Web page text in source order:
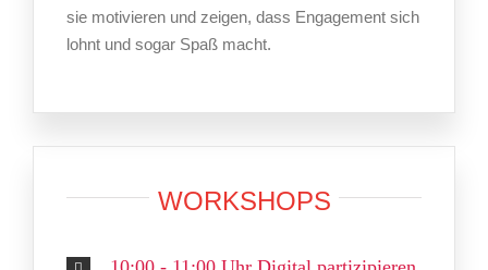
sie motivieren und zeigen, dass Engagement sich
lohnt und sogar Spaß macht.
WORKSHOPS